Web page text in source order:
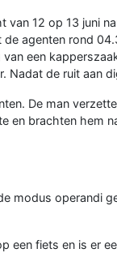
van 12 op 13 juni
agenten rond
een
de ruit aan
De man
en brachten hem
modus operandi
een fiets en is er